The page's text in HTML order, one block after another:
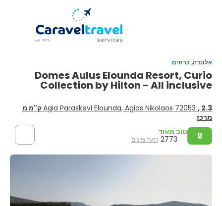
אלונדה, כרתים
Domes Aulus Elounda Resort, Curio
Collection by Hilton - All inclusive
Agia Paraskevi Elounda, Agios Nikolaos 72053, 2.3 ק"מ מ
מרכז
9 טוב מאוד
2773 ראה ציונים